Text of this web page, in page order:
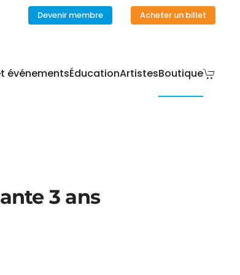
Devenir membre Acheter un billet
événementsÉducationArtistesBoutique
3 ans